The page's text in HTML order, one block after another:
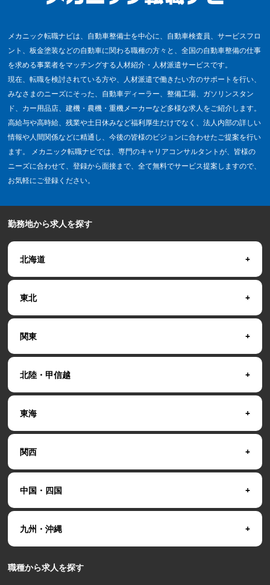
メカニック転職ナビは、自動車整備士を中心に、自動車検査員、サービスフロ
ント、板金塗装などの自動車に関わる職種の方々と、全国の自動車整備の仕事
を求める事業者をマッチングする人材紹介・人材派遣サービスです。
現在、転職を検討されている方や、人材派遣で働きたい方のサポートを行い、
みなさまのニーズにそった、自動車ディーラー、整備工場、ガソリンスタン
ド、カー用品店、建機・農機・重機メーカーなど多様な求人をご紹介します。
高給与や高時給、残業や土日休みなど福利厚生だけでなく、法人内部の詳しい
情報や人間関係などに精通し、今後の皆様のビジョンに合わせたご提案を行い
ます。 メカニック転職ナビでは、専門のキャリアコンサルタントが、皆様の
ニーズに合わせて、登録から面接まで、全て無料でサービス提案しますので、
お気軽にご登録ください。
勤務地から求人を探す
北海道
東北
関東
北陸・甲信越
東海
関西
中国・四国
九州・沖縄
職種から求人を探す